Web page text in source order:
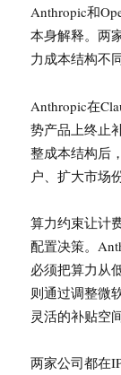
Anthropic和
本身解释。两
力成本结构不
Anthropic在
势产品上终止
整成本结构后
户、扩大市场
算力约束让计
配置决策。
必须把算力从
则通过调整微
灵活的补贴空间
两家公司都在